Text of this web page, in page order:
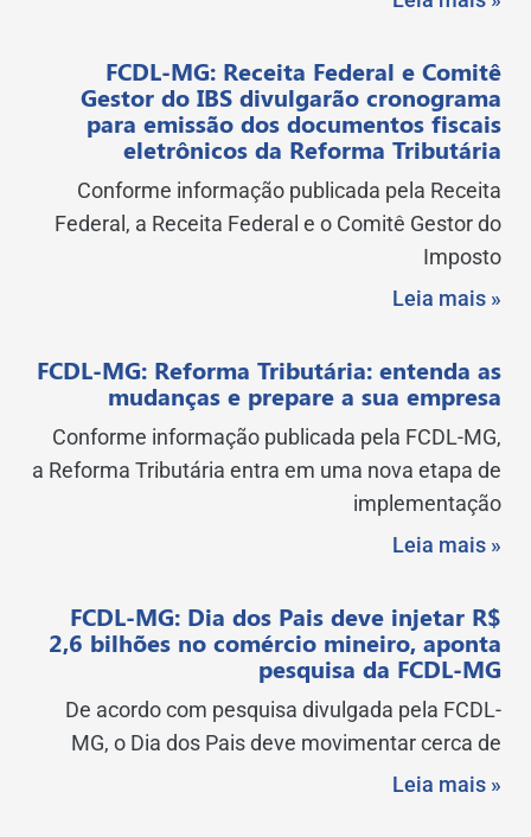
FCDL-MG: Receita Federal e Comitê
Gestor do IBS divulgarão cronograma
para emissão dos documentos fiscais
eletrônicos da Reforma Tributária
Conforme informação publicada pela Receita
Federal, a Receita Federal e o Comitê Gestor do
Imposto
Leia mais »
FCDL-MG: Reforma Tributária: entenda as
mudanças e prepare a sua empresa
Conforme informação publicada pela FCDL-MG,
a Reforma Tributária entra em uma nova etapa de
implementação
Leia mais »
FCDL-MG: Dia dos Pais deve injetar R$
2,6 bilhões no comércio mineiro, aponta
pesquisa da FCDL-MG
De acordo com pesquisa divulgada pela FCDL-
MG, o Dia dos Pais deve movimentar cerca de
Leia mais »